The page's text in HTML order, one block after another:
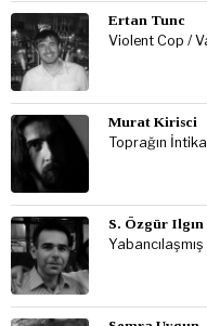
Ertan Tunc
Violent Cop /
Murat Kirisci
Toprağın
S. Özgür Ilgın